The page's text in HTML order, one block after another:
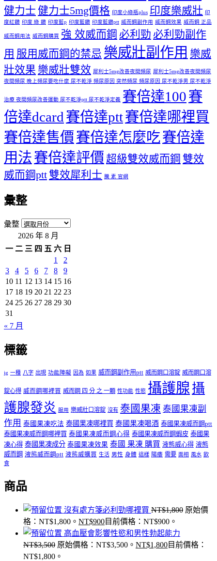
健力士 健力士5mg價格 印度小綠瓶plus 印度樂威壯 印
度紅鑽 印度 綠 鑽 印度藍p 印度藍鑽 印度藍鑽ptt 威而鋼副作用 威而鋼效果 威而鋼 正品
威而鋼用法 威而鋼購買 強 效威而鋼 必利勁 必利勁副作
用 服用威而鋼的禁忌 樂威壯副作用 樂威
壯效果 樂威壯雙效 犀利士5mg改善夜間頻尿 犀利士5mg改善夜間頻尿
夜間頻尿 晚上頻尿要吃什麼 尿不乾淨 頻尿原因 突然頻尿 頻尿原因 尿不乾淨男 尿不乾淨
治療 夜間頻尿改善運動 尿不乾淨ptt 尿不乾淨定義 賽倍達100賽
倍達dcard 賽倍達ptt賽倍達哪裡買
賽倍達售價 賽倍達怎麼吃賽倍達
用法賽倍達評價 超級雙效威而鋼 雙效
威而鋼ptt 雙效犀利士 騰 素 官網
彙整
彙整
2026 年 8 月
一 二 三 四 五 六 日
1
2
3
4 5 6 7 8
9
10 11 12 13 14 15 16
17 18 19 20 21 22 23
24 25 26 27 28 29 30
31
« 7 月
標籤
ig 一種 八字 出現 功能障礙 因為 如果 威而鋼副作用ptt 威而鋼口溶錠 威而鋼口溶
錠心得 威而鋼哪裡買 威而鋼 四 分 之 一顆 性功能 性慾 攝護腺 攝
護腺發炎
服用 樂威壯口溶錠 沒有 泰國果凍 泰國果凍副
作用 泰國果凍吃法 泰國果凍哪裡買 泰國果凍喝酒 泰國果凍威而鋼ptt
泰國果凍威而鋼哪裡買 泰國果凍威而鋼心得 泰國果凍威而鋼蝦皮 泰國果
凍心得 泰國果凍成分 泰國果凍效果 泰國 果凍 購買 液態威心得 液態
威而鋼 液態威而鋼ptt 液態威購買 生活 男性 身體 這樣 陽痿 需要 面相 風水 飲
食
商品
沒有處方箋必利勁哪裡買 NT$1,800 原始價
格：NT$1,800。 NT$900目前價格：NT$900。
高血壓會影響性慾和男性勃起能力
NT$3,500 原始價格：NT$3,500。 NT$1,800目前價格：
NT$1,800。